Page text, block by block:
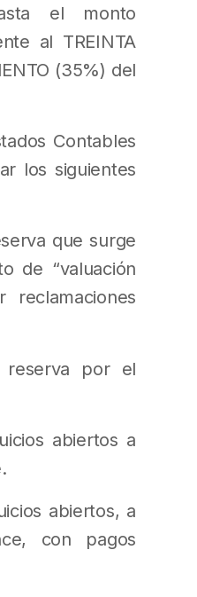
el monto
al TREINTA
(35%) del
Contables
los siguientes
que surge
de “valuación
reclamaciones
por el
abiertos a
abiertos, a
con pagos